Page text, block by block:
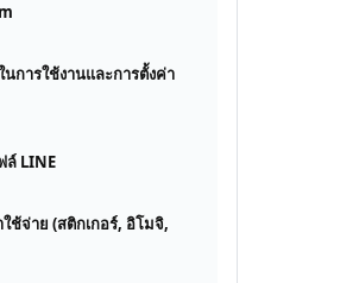
การใช้งานและการตั้งค่า
LINE
ช้จ่าย (สติกเกอร์, อิโมจิ,